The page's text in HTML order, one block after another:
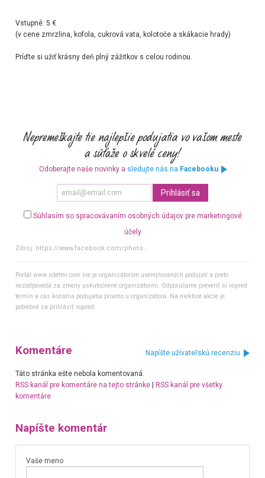
Vstupné: 5 €
(v cene zmrzlina, kofola, cukrová vata, kolotoče a skákacie hrady)
Príďte si užiť krásny deň plný zážitkov s celou rodinou.
Odoberajte naše novinky a sledujte nás na Facebooku
Súhlasím so spracovávaním osobných údajov pre marketingové
účely
Zdroj: https://www.facebook.com/photo...
Portál www.sdetmi.com nie je organizátorom uverejňovaných podujatí a preto
nezodpovedá za zmeny uskutočnené organizátormi. Odporúčame preveriť si vopred
termín a čas konania podujatia priamo u organizátora. Na niektoré akcie je
potrebné sa prihlásiť vopred.
Komentáre Napíšte užívateľskú recenziu
Táto stránka ešte nebola komentovaná.
RSS kanál pre komentáre na tejto stránke| RSS kanál pre všetky
komentáre
Napíšte komentár
Vaše meno